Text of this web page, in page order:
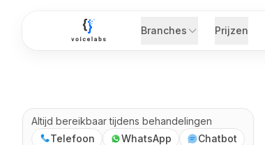
Branches Prijzen
Altijd bereikbaar tijdens behandelingen
Telefoon
WhatsApp Chatbot